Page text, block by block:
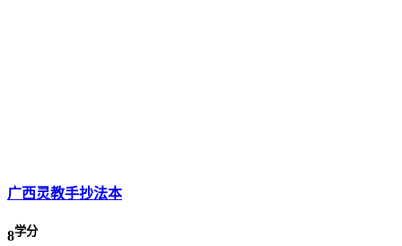
广西灵教手抄法本
8学分